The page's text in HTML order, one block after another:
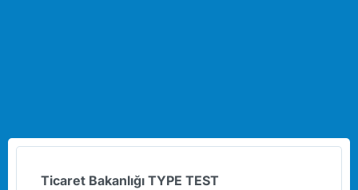
Ticaret Bakanlığı TYPE TEST